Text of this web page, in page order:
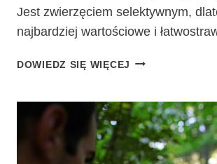
Jest zwierzęciem selektywnym,
najbardziej wartościowe i
DOWIEDZ SIĘ WIĘCEJ CO
NATURALNA
DIETA
LATEM
I